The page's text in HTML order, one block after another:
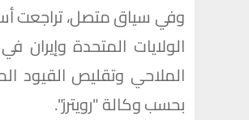
وفي سياق متصل، تراجعت
الولايات المتحدة
الملاحي وتقليص القيود
بحسب وكالة "رويترز".